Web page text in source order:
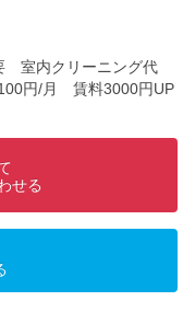
室内クリーニング代
円/月 賃料3000円UP
せる